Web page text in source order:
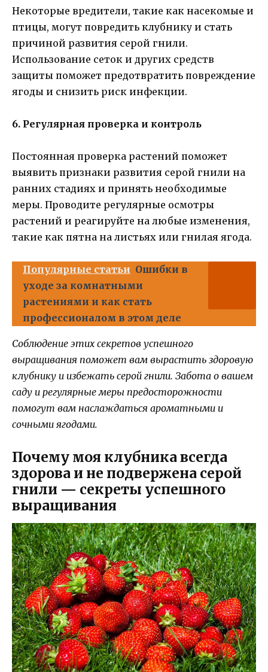
Некоторые вредители, такие как насекомые и
птицы, могут повредить клубнику и стать
причиной развития серой гнили.
Использование сеток и других средств
защиты поможет предотвратить повреждение
ягоды и снизить риск инфекции.
6. Регулярная проверка и контроль
Постоянная проверка растений поможет
выявить признаки развития серой гнили на
ранних стадиях и принять необходимые
меры. Проводите регулярные осмотры
растений и реагируйте на любые изменения,
такие как пятна на листьях или гнилая ягода.
Популярные статьи Ошибки в
уходе за комнатными
растениями и как стать
профессионалом в этом деле
Соблюдение этих секретов успешного
выращивания поможет вам вырастить здоровую
клубнику и избежать серой гнили. Забота о вашем
саду и регулярные меры предосторожности
помогут вам наслаждаться ароматными и
сочными ягодами.
Почему моя клубника всегда
здорова и не подвержена серой
гнили — секреты успешного
выращивания